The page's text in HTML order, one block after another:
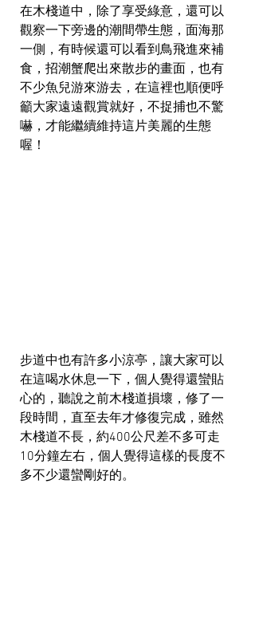
在木棧道中，除了享受綠意，還可以
觀察一下旁邊的潮間帶生態，面海那
一側，有時候還可以看到鳥飛進來補
食，招潮蟹爬出來散步的畫面，也有
不少魚兒游來游去，在這裡也順便呼
籲大家遠遠觀賞就好，不捉捕也不驚
嚇，才能繼續維持這片美麗的生態
喔！
步道中也有許多小涼亭，讓大家可以
在這喝水休息一下，個人覺得還蠻貼
心的，聽說之前木棧道損壞，修了一
段時間，直至去年才修復完成，雖然
木棧道不長，約400公尺差不多可走
10分鐘左右，個人覺得這樣的長度不
多不少還蠻剛好的。